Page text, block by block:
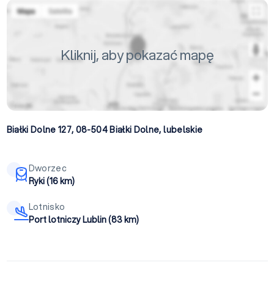
Kliknij, aby pokazać mapę
Białki Dolne 127, 08-504Białki Dolne,lubelskie
Dworzec
Ryki (16 km)
Lotnisko
Port lotniczy Lublin (83 km)